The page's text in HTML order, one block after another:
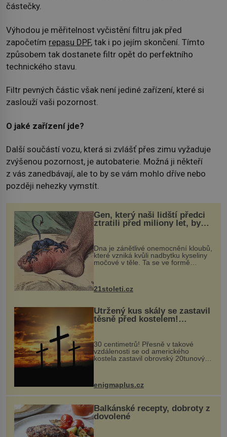
částečky.
Výhodou je měřitelnost vyčistění filtru jak před
započetím repasu DPF, tak i po jejím skončení. Tímto
způsobem tak dostanete filtr opět do perfektního
technického stavu.
Filtr pevných částic však není jediné zařízení, které si
zaslouží vaši pozornost.
O jaké zařízení jde?
Další součástí vozu, která si zvlášť přes zimu vyžaduje
zvýšenou pozornost, je autobaterie. Možná ji někteří
z vás zanedbávají, ale to by se vám mohlo dříve nebo
později nehezky vymstít.
Gen, který naši lidští předci
ztratili před miliony let, by
mohl pomoci s léčbou
„nemoci králů“
Dna je zánětlivé onemocnění kloubů,
které vzniká kvůli nadbytku kyseliny
močové v těle. Ta se ve formě
nohou, a způsobuje bole...
21stoleti.cz
Utržený kus skály se zastavil
těsně před kostelem!
Ochránila ho boží síla?
30 centimetrů! Přesně v takové
vzdálenosti se od amerického
kostela zastavil obrovský 20tunový
...
enigmaplus.cz
Balkánské recepty, dobroty z
dovolené